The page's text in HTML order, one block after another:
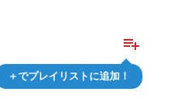
playlist_add
＋でプレイリストに追加！